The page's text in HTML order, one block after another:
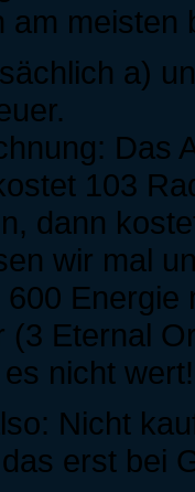
am meisten
a)
Das
103
dann
wir mal
(3 Eternal
nicht wert!
Nicht
erst bei